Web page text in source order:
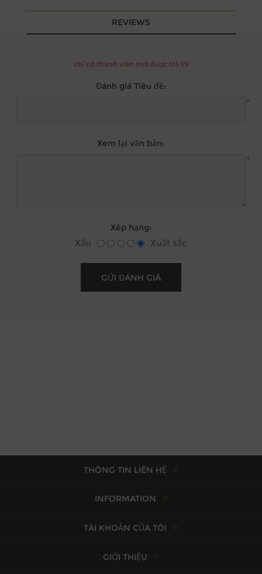
REVIEWS
chỉ có thành viên mới được trả lời
Đánh giá Tiêu đề:
*
Xem lại văn bản:
*
Xêp hạng:
Xấu Xuất sắc
THÔNG TIN LIÊN HỆ
INFORMATION
TÀI KHOẢN CỦA TÔI
GIỚI THIỆU